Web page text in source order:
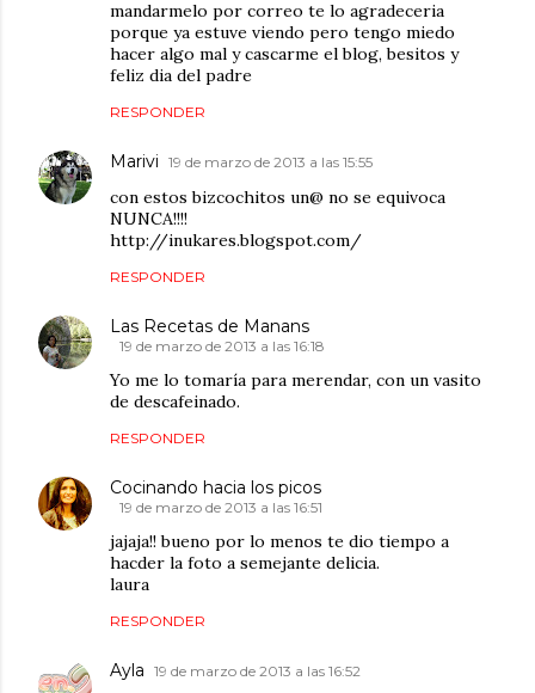
mandarmelo por correo te lo agradeceria
porque ya estuve viendo pero tengo miedo
hacer algo mal y cascarme el blog, besitos y
feliz dia del padre
RESPONDER
Marivi 19 de marzo de 2013 a las 15:55
con estos bizcochitos un@ no se equivoca
NUNCA!!!!
http://inukares.blogspot.com/
RESPONDER
Las Recetas de Manans
19 de marzo de 2013 a las 16:18
Yo me lo tomaría para merendar, con un vasito
de descafeinado.
RESPONDER
Cocinando hacia los picos
19 de marzo de 2013 a las 16:51
jajaja!! bueno por lo menos te dio tiempo a
hacder la foto a semejante delicia.
laura
RESPONDER
Ayla 19 de marzo de 2013 a las 16:52